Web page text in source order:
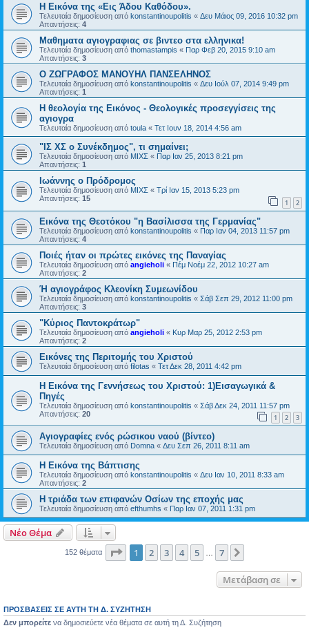
Η Εικόνα της «Εις Άδου Καθόδου».
Τελευταία δημοσίευση από konstantinoupolitis « Δευ Μάιος 09, 2016 10:32 pm
Απαντήσεις: 4
Μαθηματα αγιογραφιας σε βιντεο στα ελληνικα!
Τελευταία δημοσίευση από thomastampis « Παρ Φεβ 20, 2015 9:10 am
Απαντήσεις: 3
Ο ΖΩΓΡΑΦΟΣ ΜΑΝΟΥΗΛ ΠΑΝΣΕΛΗΝΟΣ
Τελευταία δημοσίευση από konstantinoupolitis « Δευ Ιούλ 07, 2014 9:49 pm
Απαντήσεις: 1
Η θεολογία της Εικόνος - Θεολογικές προσεγγίσεις της
αγιογρα
Τελευταία δημοσίευση από toula « Τετ Ιουν 18, 2014 4:56 am
"ΙΣ ΧΣ ο Συνέκδημος", τι σημαίνει;
Τελευταία δημοσίευση από ΜΙΧΣ « Παρ Ιαν 25, 2013 8:21 pm
Απαντήσεις: 1
Ιωάννης ο Πρόδρομος
Τελευταία δημοσίευση από ΜΙΧΣ « Τρί Ιαν 15, 2013 5:23 pm
Απαντήσεις: 15 1 2
Εικόνα της Θεοτόκου "η Βασίλισσα της Γερμανίας"
Τελευταία δημοσίευση από konstantinoupolitis « Παρ Ιαν 04, 2013 11:57 pm
Απαντήσεις: 4
Ποιές ήταν οι πρώτες εικόνες της Παναγίας
Τελευταία δημοσίευση από angieholi « Πέμ Νοέμ 22, 2012 10:27 am
Απαντήσεις: 2
Ή αγιογράφος Κλεονίκη Συμεωνίδου
Τελευταία δημοσίευση από konstantinoupolitis « Σάβ Σεπ 29, 2012 11:00 pm
Απαντήσεις: 3
"Κύριος Παντοκράτωρ"
Τελευταία δημοσίευση από angieholi « Κυρ Μαρ 25, 2012 2:53 pm
Απαντήσεις: 2
Εικόνες της Περιτομής του Χριστού
Τελευταία δημοσίευση από filotas « Τετ Δεκ 28, 2011 4:42 pm
Η Εικόνα της Γεννήσεως του Χριστού: 1)Εισαγωγικά &
Πηγές
Τελευταία δημοσίευση από konstantinoupolitis « Σάβ Δεκ 24, 2011 11:57 pm
Απαντήσεις: 20 1 2 3
Αγιογραφίες ενός ρώσικου ναού (βίντεο)
Τελευταία δημοσίευση από Domna « Δευ Σεπ 26, 2011 8:11 am
Η Εικόνα της Βάπτισης
Τελευταία δημοσίευση από konstantinoupolitis « Δευ Ιαν 10, 2011 8:33 am
Απαντήσεις: 2
Η τριάδα των επιφανών Οσίων της εποχής μας
Τελευταία δημοσίευση από efthumhs « Παρ Ιαν 07, 2011 1:31 pm
Νέο Θέμα
152 θέματα Σελίδα από7
1 2 3 4 5 7
Μετάβαση σε
ΠΡΟΣΒΆΣΕΙΣ ΣΕ ΑΥΤΉ ΤΗ Δ. ΣΥΖΉΤΗΣΗ
Δεν μπορείτε να δημοσιεύετε νέα θέματα σε αυτή τη Δ. Συζήτηση